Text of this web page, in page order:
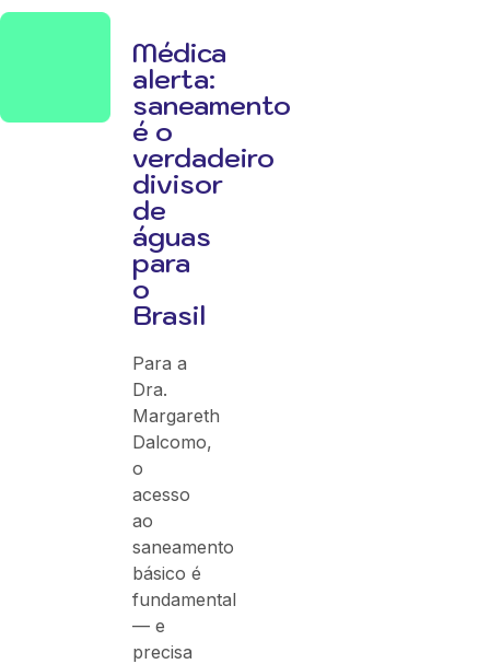
Médica
alerta:
saneamento
é o
verdadeiro
divisor
de
águas
para
o
Brasil
Para a
Dra.
Margareth
Dalcomo,
o
acesso
ao
saneamento
básico é
fundamental
— e
precisa